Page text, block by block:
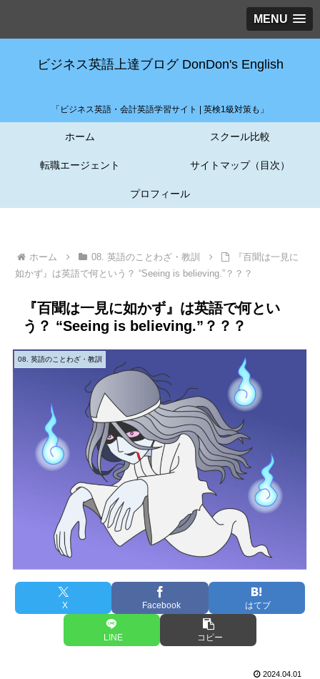
MENU
ビジネス英語上達ブログ DonDon's English
「ビジネス英語・会計英語学習サイト | 英検1級対策も」
ホーム スクール比較
転職エージェント サイトマップ（目次）
プロフィール
ホーム 08. 英語のことわざ・教訓
『百聞は一見に
如かず』は英語で何という？ “Seeing is believing.”？？？
『百聞は一見に如かず』は英語で何とい
う？ “Seeing is believing.”？？？
08. 英語のことわざ・教訓
X Facebook はてブ
LINE コピー
2024.04.01